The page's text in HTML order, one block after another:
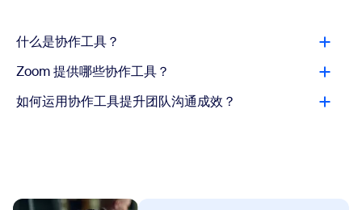
什么是协作工具？
Zoom 提供哪些协作工具？
如何运用协作工具提升团队沟通成效？